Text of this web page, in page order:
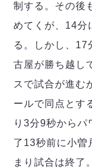
フウガドール
立川アスレ
ペスカドーラ
湘南ベルマー
ボアルース長
名古屋オー
シュライカー
ボルクバレ
制する。その後
めてくが、14分
る。しかし、17
古屋が勝ち越し
スで試合が進む
ールで同点とす
り3分9秒からパ
了13秒前に小曽
まり試合は終了